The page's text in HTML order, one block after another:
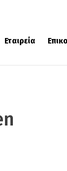
Εταιρεία